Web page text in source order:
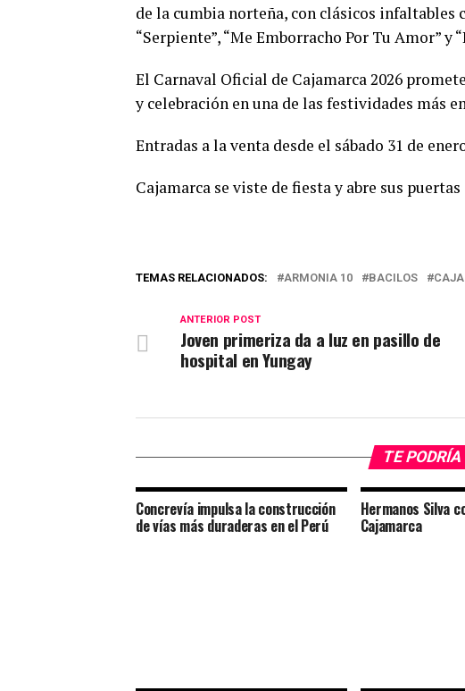
de la cumbia norteña, con clásicos infaltables
“Serpiente”, “Me Emborracho Por Tu Amor” y
El Carnaval Oficial de Cajamarca 2026
y celebración en una de las festividades más
Entradas a la venta desde el sábado 31 de
Cajamarca se viste de fiesta y abre sus
TEMAS RELACIONADOS: ARMONIA 10 BACILOS
ANTERIOR POST
Joven primeriza da a luz en pasillo de
hospital en Yungay
TE
Concrevía impulsa la construcción
de vías más duraderas en el Perú
Hermanos Silva
Cajamarca